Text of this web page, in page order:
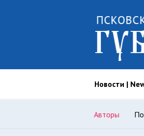
Новости |
Авторы